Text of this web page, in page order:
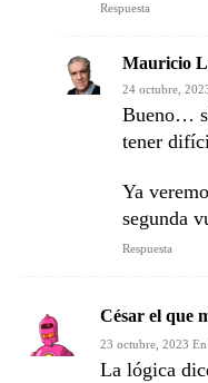
Respuesta
Mauricio
24 octubre,
Bueno…
tener
Ya
segunda
Respuesta
César el que
23 octubre, 2023
La lógica